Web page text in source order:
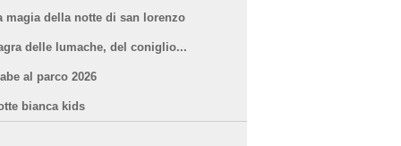
magia della notte di san lorenzo
delle lumache, del coniglio...
al parco 2026
bianca kids